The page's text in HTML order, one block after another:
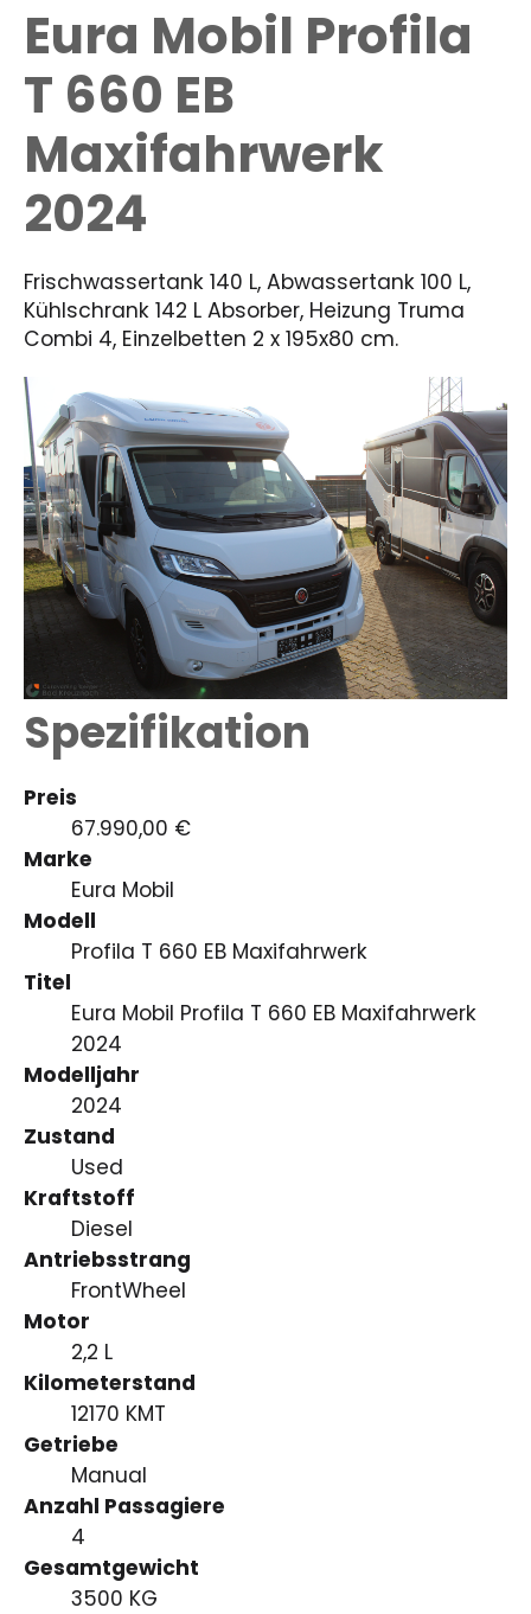
Eura Mobil Profila
T 660 EB
Maxifahrwerk
2024
Frischwassertank 140 L, Abwassertank 100 L,
Kühlschrank 142 L Absorber, Heizung Truma
Combi 4, Einzelbetten 2 x 195x80 cm.
Spezifikation
Preis
67.990,00 €
Marke
Eura Mobil
Modell
Profila T 660 EB Maxifahrwerk
Titel
Eura Mobil Profila T 660 EB Maxifahrwerk
2024
Modelljahr
2024
Zustand
Used
Kraftstoff
Diesel
Antriebsstrang
FrontWheel
Motor
2,2 L
Kilometerstand
12170 KMT
Getriebe
Manual
Anzahl Passagiere
4
Gesamtgewicht
3500 KG